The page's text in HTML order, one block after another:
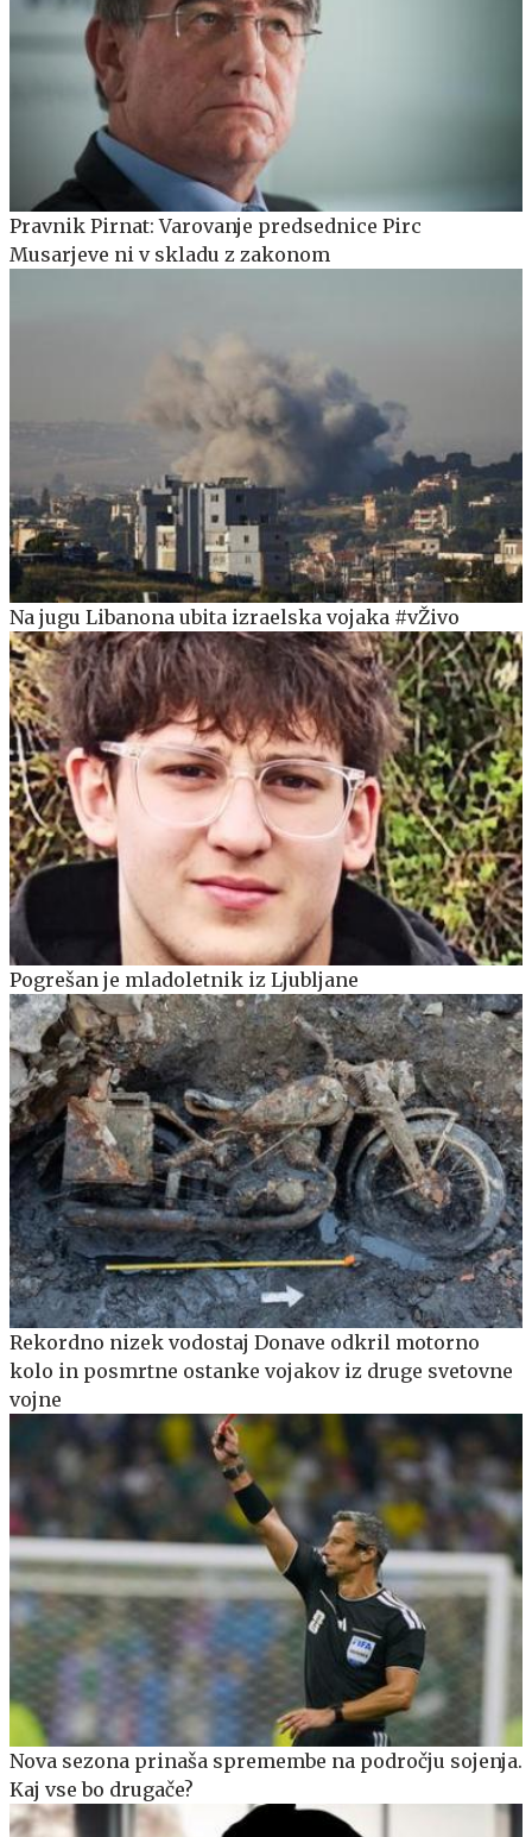
Pravnik Pirnat: Varovanje predsednice Pirc
Musarjeve ni v skladu z zakonom
Na jugu Libanona ubita izraelska vojaka #vŽivo
Pogrešan je mladoletnik iz Ljubljane
Rekordno nizek vodostaj Donave odkril motorno
kolo in posmrtne ostanke vojakov iz druge svetovne
vojne
Nova sezona prinaša spremembe na področju sojenja.
Kaj vse bo drugače?